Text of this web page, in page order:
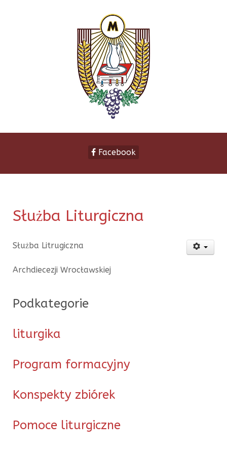
Facebook
Służba Liturgiczna
Służba Litrugiczna
Archdiecezji Wrocławskiej
Podkategorie
liturgika
Program formacyjny
Konspekty zbiórek
Pomoce liturgiczne